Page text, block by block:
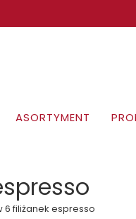
ASORTYMENT
6 filiżanek espresso